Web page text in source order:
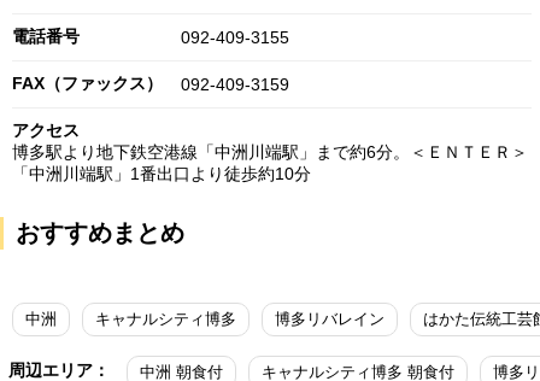
電話番号 092-409-3155
FAX（ファックス） 092-409-3159
アクセス
博多駅より地下鉄空港線「中洲川端駅」まで約6分。＜ＥＮＴＥＲ＞
「中洲川端駅」1番出口より徒歩約10分
おすすめまとめ
中洲 キャナルシティ博多 博多リバレイン はかた伝統工芸
周辺エリア： 中洲 朝食付 キャナルシティ博多 朝食付 博多